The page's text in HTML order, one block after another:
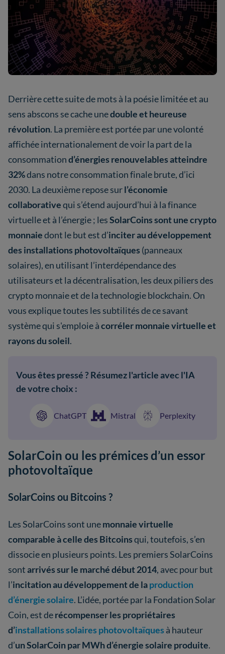
Derrière cette suite de mots à la poésie limitée et au
sens abscons se cache unedouble et heureuse
révolution. La première est portée par une volonté
affichée internationalement de voir la part de la
consommationd’énergies renouvelables atteindre
32%dans notre consommation finale brute, d’ici
2030. La deuxième repose surl’économie
collaborativequi s’étend aujourd’hui à la finance
virtuelle et à l’énergie ; lesSolarCoins sont une crypto
monnaiedont le but est d’inciter au développement
des installations photovoltaïques (panneaux
solaires), en utilisant l’interdépendance des
utilisateurs et la décentralisation, les deux piliers des
crypto monnaie et de la technologie blockchain. On
vous explique toutes les subtilités de ce savant
système qui s'emploie àcorréler monnaie virtuelle et
rayons du soleil.
Vous êtes pressé ? Résumez l'article avec l'IA
de votre choix :
ChatGPT Mistral Perplexity
SolarCoin ou les prémices d’un essor
photovoltaïque
SolarCoins ou Bitcoins ?
Les SolarCoins sont unemonnaie virtuelle
comparable à celle des Bitcoinsqui, toutefois, s’en
dissocie en plusieurs points. Les premiers SolarCoins
sontarrivés sur le marché début 2014, avec pour but
l’incitation au développement de laproduction
d’énergie solaire. L’idée, portée par la Fondation Solar
Coin, est derécompenser les propriétaires
d’installations solaires photovoltaïques à hauteur
d’un SolarCoin par MWh d’énergie solaire produite.